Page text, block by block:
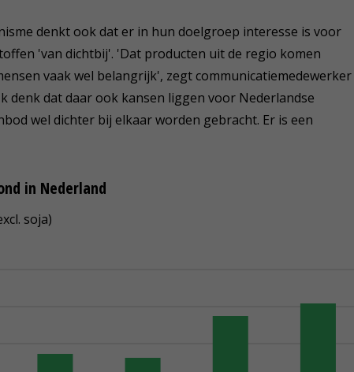
denkt ook dat er in hun doelgroep interesse is voor
'van dichtbij'. 'Dat producten uit de regio komen
vaak wel belangrijk', zegt communicatiemedewerker
denk dat daar ook kansen liggen voor Nederlandse
wel dichter bij elkaar worden gebracht. Er is een